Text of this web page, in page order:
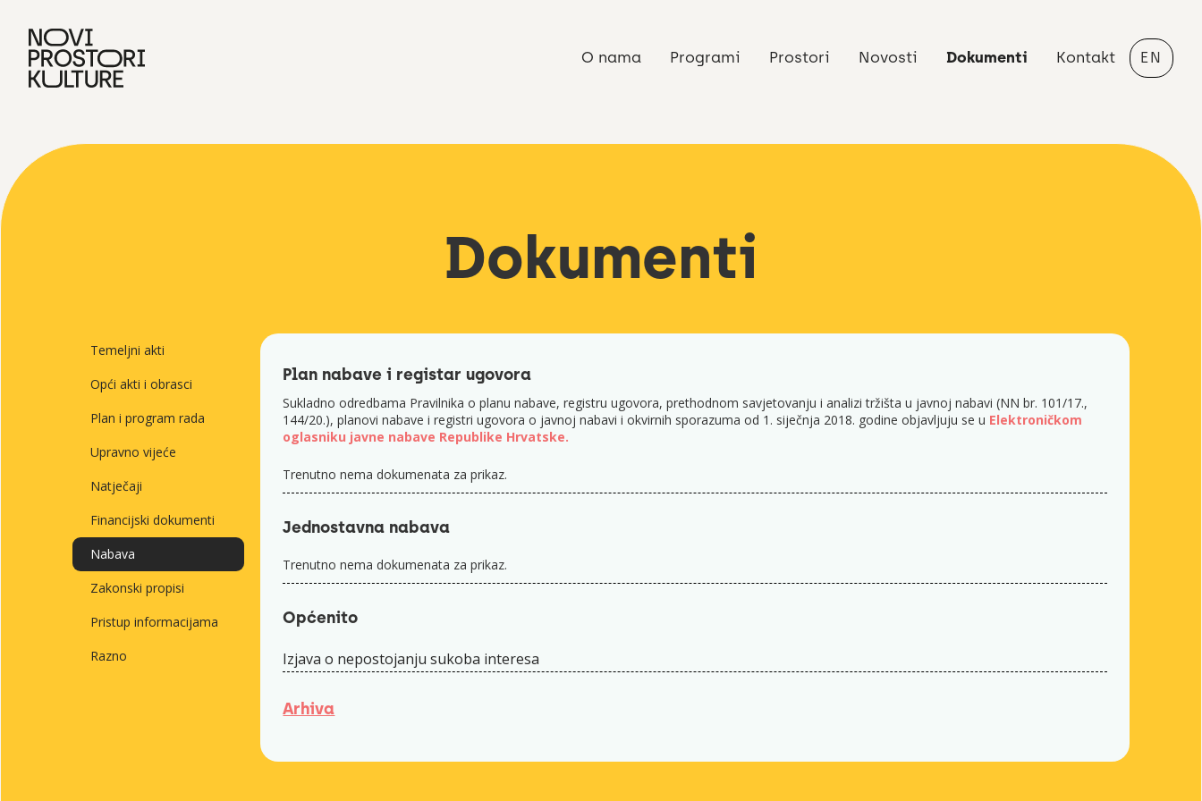
O nama Programi Prostori Novosti Dokumenti Kontakt EN
Dokumenti
Temeljni akti
Opći akti i obrasci
Plan i program rada
Upravno vijeće
Natječaji
Financijski dokumenti
Nabava
Zakonski propisi
Pristup informacijama
Razno
Plan nabave i registar ugovora
Sukladno odredbama Pravilnika o planu nabave, registru ugovora, prethodnom savjetovanju i analizi tržišta u javnoj nabavi (NN br. 101/17.,
144/20.), planovi nabave i registri ugovora o javnoj nabavi i okvirnih sporazuma od 1. siječnja 2018. godine objavljuju se u Elektroničkom
oglasniku javne nabave Republike Hrvatske.
Trenutno nema dokumenata za prikaz.
Jednostavna nabava
Trenutno nema dokumenata za prikaz.
Općenito
Izjava o nepostojanju sukoba interesa
Arhiva